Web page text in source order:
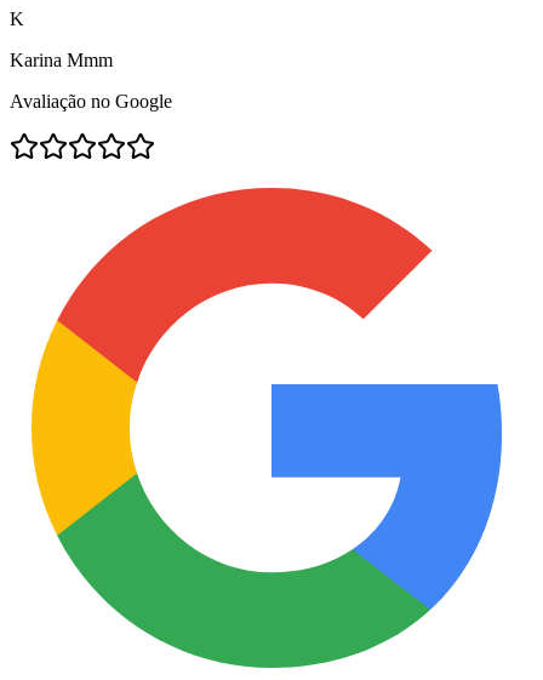
K
Karina Mmm
Avaliação no Google